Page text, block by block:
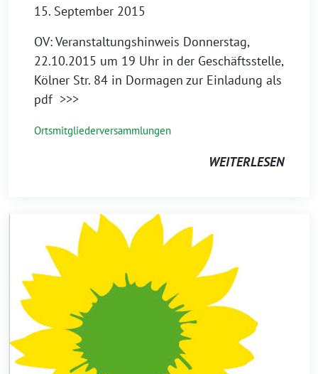
15. September 2015
OV: Veranstaltungshinweis Donnerstag,
22.10.2015 um 19 Uhr in der Geschäftsstelle,
Kölner Str. 84 in Dormagen zur Einladung als
pdf >>>
Ortsmitgliederversammlungen
WEITERLESEN